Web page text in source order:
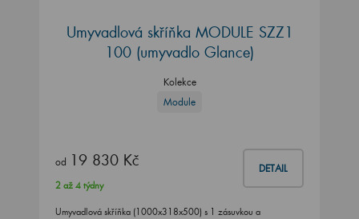
Umyvadlová skříňka MODULE SZZ1
100 (umyvadlo Glance)
Kolekce
Module
od 19 830 Kč DETAIL
2 až 4 týdny
Umyvadlová skříňka (1000x318x500) s 1 zásuvkou a